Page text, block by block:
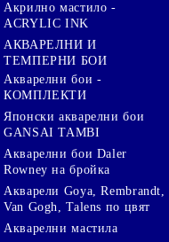
Акрилно мастило -
ACRYLIC INK
АКВАРЕЛНИ И
ТЕМПЕРНИ БОИ
Акварелни бои -
КОМПЛЕКТИ
Японски акварелни бои
GANSAI TAMBI
Акварелни бои Daler
Rowney на бройка
Акварели Goya, Rembrandt,
Van Gogh, Talens по цвят
Акварелни мастила